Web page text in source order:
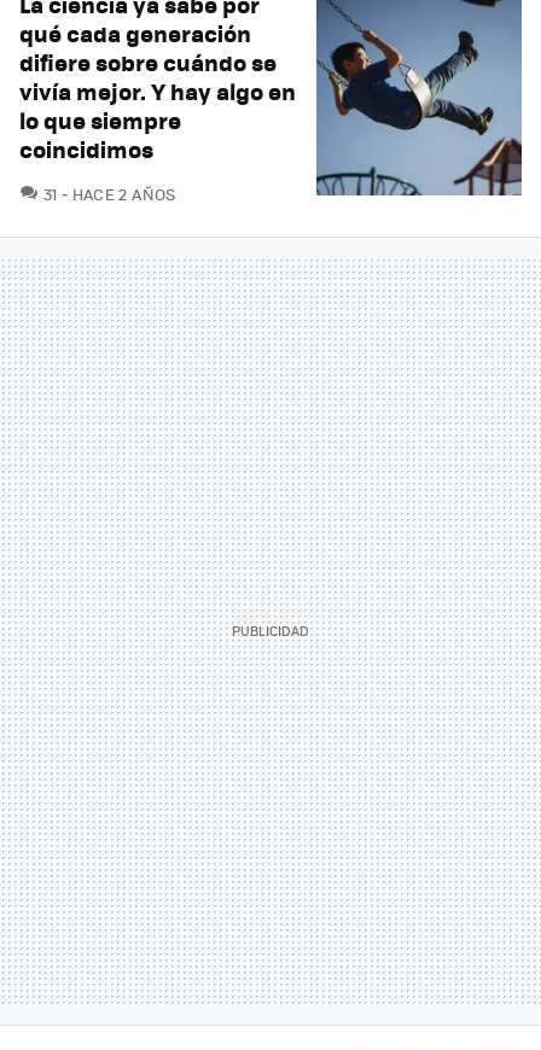
qué cada generación
difiere sobre cuándo se
vivía mejor. Y hay algo en
lo que siempre
coincidimos
31 COMENTARIOS
HACE 2 AÑOS